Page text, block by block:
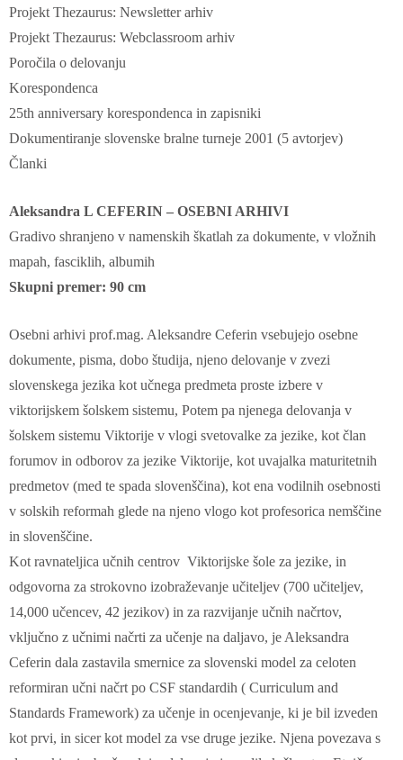
Projekt Thezaurus: Newsletter arhiv
Projekt Thezaurus: Webclassroom arhiv
Poročila o delovanju
Korespondenca
25th anniversary korespondenca in zapisniki
Dokumentiranje slovenske bralne turneje 2001 (5 avtorjev)
Članki
Aleksandra L CEFERIN – OSEBNI ARHIVI
Gradivo shranjeno v namenskih škatlah za dokumente, v vložnih
mapah, fasciklih, albumih
Skupni premer: 90 cm
Osebni arhivi prof.mag. Aleksandre Ceferin vsebujejo osebne
dokumente, pisma, dobo študija, njeno delovanje v zvezi
slovenskega jezika kot učnega predmeta proste izbere v
viktorijskem šolskem sistemu, Potem pa njenega delovanja v
šolskem sistemu Viktorije v vlogi svetovalke za jezike, kot član
forumov in odborov za jezike Viktorije, kot uvajalka maturitetnih
predmetov (med te spada slovenščina), kot ena vodilnih osebnosti
v solskih reformah glede na njeno vlogo kot profesorica nemščine
in slovenščine.
Kot ravnateljica učnih centrov Viktorijske šole za jezike, in
odgovorna za strokovno izobraževanje učiteljev (700 učiteljev,
14,000 učencev, 42 jezikov) in za razvijanje učnih načrtov,
vključno z učnimi načrti za učenje na daljavo, je Aleksandra
Ceferin dala zastavila smernice za slovenski model za celoten
reformiran učni načrt po CSF standardih ( Curriculum and
Standards Framework) za učenje in ocenjevanje, ki je bil izveden
kot prvi, in sicer kot model za vse druge jezike. Njena povezava s